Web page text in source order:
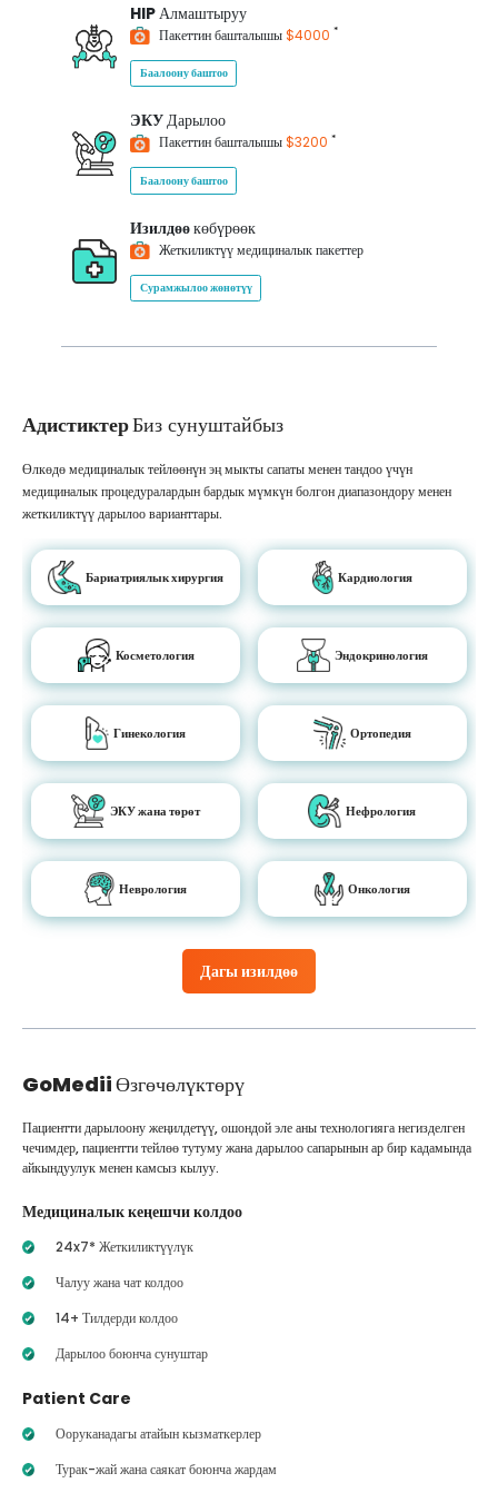
HIPАлмаштыруу
Пакеттин башталышы$4000 *
Баалоону баштоо
ЭКУДарылоо
Пакеттин башталышы$3200 *
Баалоону баштоо
Изилдөөкөбүрөөк
Жеткиликтүү медициналык пакеттер
Сурамжылоо жөнөтүү
АдистиктерБиз сунуштайбыз
Дагы изилдөө
Өлкөдө медициналык тейлөөнүн эң мыкты сапаты менен тандоо үчүн
медициналык процедуралардын бардык мүмкүн болгон диапазондору менен
жеткиликтүү дарылоо варианттары.
Бариатриялык хирургия Кардиология
Косметология Эндокринология
Гинекология Ортопедия
ЭКУ жана төрөт Нефрология
Неврология Онкология
GoMediiӨзгөчөлүктөрү
Пациентти дарылоону жеңилдетүү, ошондой эле аны технологияга негизделген
чечимдер, пациентти тейлөө тутуму жана дарылоо сапарынын ар бир кадамында
айкындуулук менен камсыз кылуу.
Медициналык кеңешчи колдоо
24x7* Жеткиликтүүлүк
Чалуу жана чат колдоо
14+ Тилдерди колдоо
Дарылоо боюнча сунуштар
Patient Care
Ооруканадагы атайын кызматкерлер
Турак-жай жана саякат боюнча жардам